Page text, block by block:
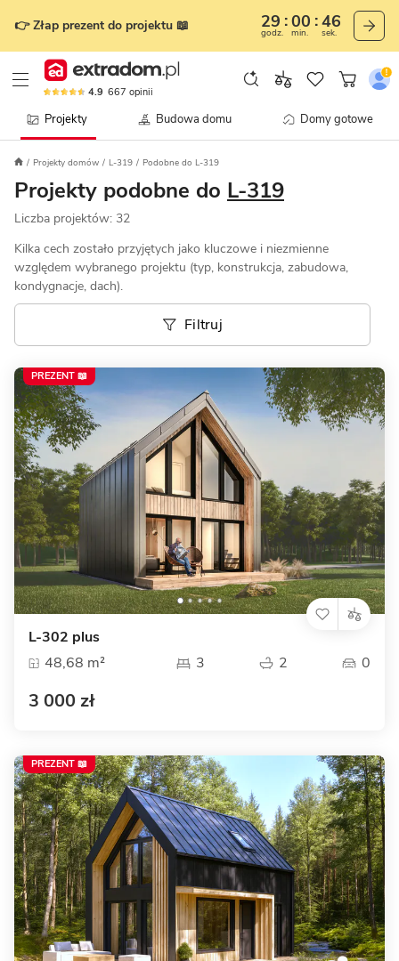
👉 Złap prezent do projektu 📖 29
godz.
00
min.
43
sek.
4.9 667 opinii
Projekty Budowa domu Domy gotowe
Projekty domów L-319 Podobne do L-319
Projekty podobne do L-319
Liczba projektów: 32
Kilka cech zostało przyjętych jako kluczowe i niezmienne
względem wybranego projektu (typ, konstrukcja, zabudowa,
kondygnacje, dach).
Filtruj
L-302 plus
48,68 m²
3 2 0
3 000 zł
PREZENT 📖
PREZENT 📖